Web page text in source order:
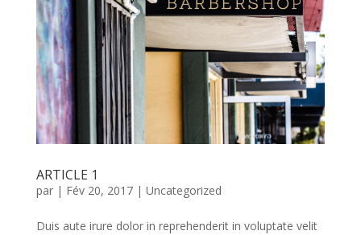
ARTICLE 1
par | Fév 20, 2017| Uncategorized
Duis aute irure dolor in reprehenderit in voluptate velit